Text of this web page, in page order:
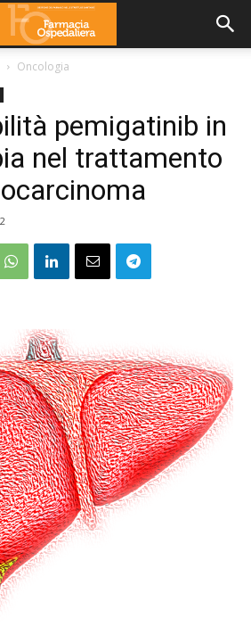
Oncologia
pemigatinib in
nel trattamento